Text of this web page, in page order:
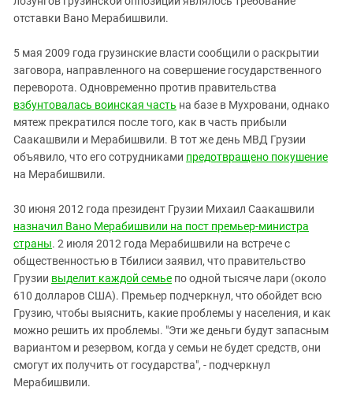
отставки Вано Мерабишвили.
5 мая 2009 года грузинские власти сообщили о раскрытии
заговора, направленного на совершение государственного
переворота. Одновременно против правительства
взбунтовалась воинская часть на базе в Мухровани, однако
мятеж прекратился после того, как в часть прибыли
Саакашвили и Мерабишвили. В тот же день МВД Грузии
объявило, что его сотрудниками предотвращено покушение
на Мерабишвили.
30 июня 2012 года президент Грузии Михаил Саакашвили
назначил Вано Мерабишвили на пост премьер-министра
страны. 2 июля 2012 года Мерабишвили на встрече с
общественностью в Тбилиси заявил, что правительство
Грузии выделит каждой семье по одной тысяче лари (около
610 долларов США). Премьер подчеркнул, что обойдет всю
Грузию, чтобы выяснить, какие проблемы у населения, и как
можно решить их проблемы. "Эти же деньги будут запасным
вариантом и резервом, когда у семьи не будет средств, они
смогут их получить от государства", - подчеркнул
Мерабишвили.